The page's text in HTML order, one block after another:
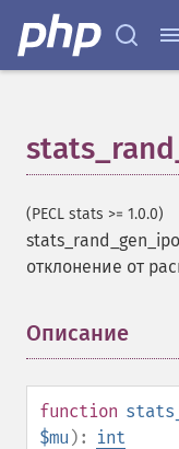
(PECL stats >= 1.0.0)
отклонение от
Описание
function
$mu ): int